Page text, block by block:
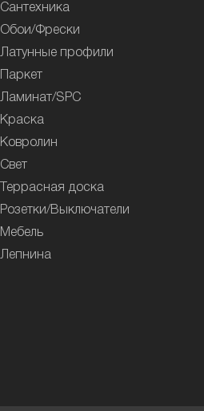
Сантехника
Обои/Фрески
Латунные профили
Паркет
Ламинат/SPC
Краска
Ковролин
Свет
Террасная доска
Розетки/Выключатели
Мебель
Лепнина